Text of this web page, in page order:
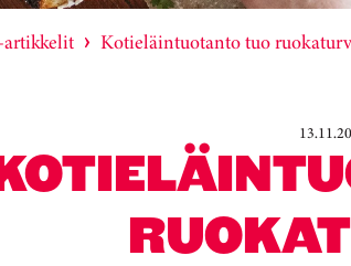
artikkelit Kotieläintuotanto tuo